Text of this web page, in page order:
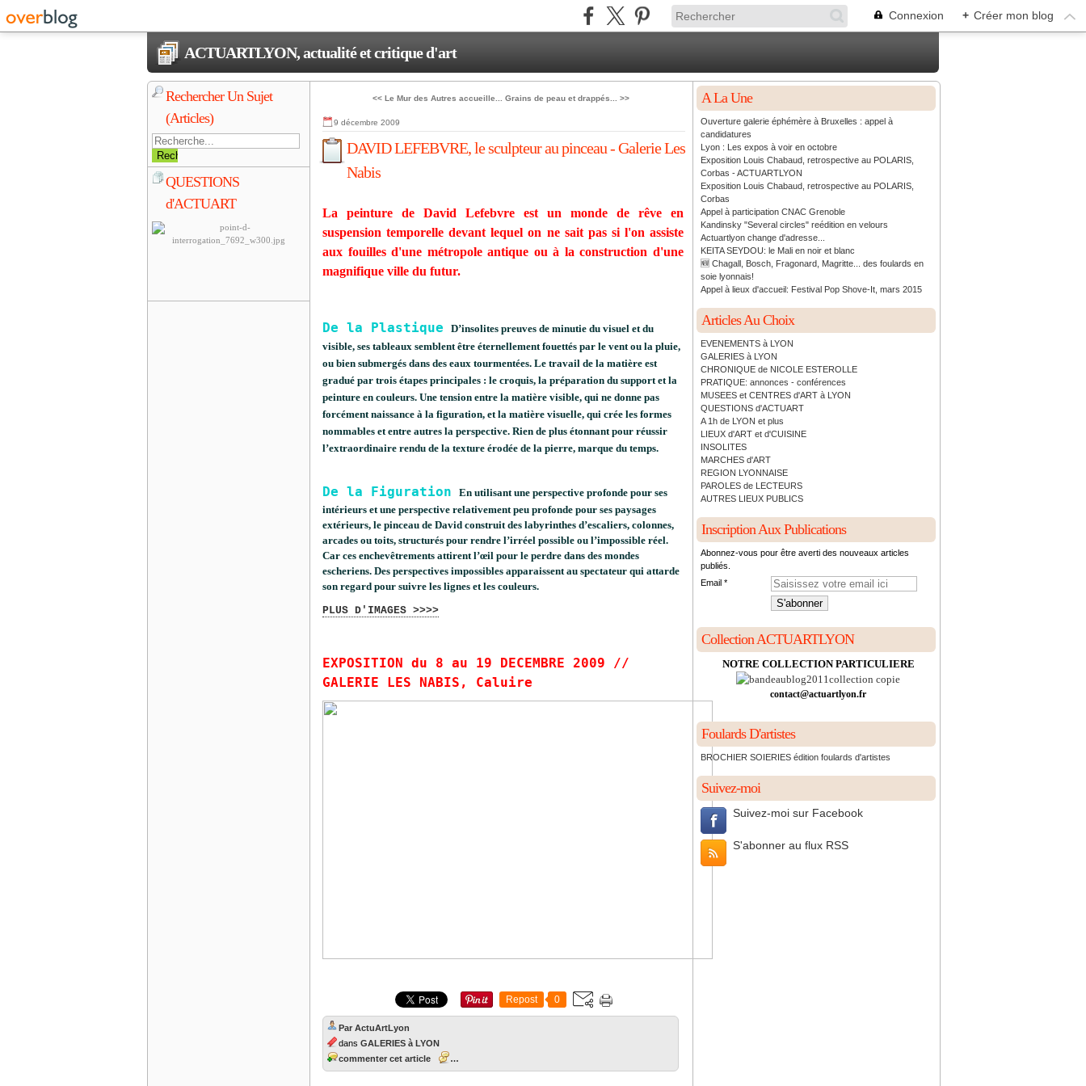
Connexion + Créer mon blog
ACTUARTLYON, actualité et critique d'art
Rechercher Un Sujet
(Articles)
QUESTIONS
d'ACTUART
<< Le Mur des Autres accueille... Grains de peau et drappés... >>
9 décembre 2009
DAVID LEFEBVRE, le sculpteur au pinceau - Galerie Les
Nabis
La peinture de David Lefebvre est un monde de rêve en
suspension temporelle devant lequel on ne sait pas si l'on assiste
aux fouilles d'une métropole antique ou à la construction d'une
magnifique ville du futur.
De la Plastique D’insolites preuves de minutie du visuel et du
visible, ses tableaux semblent être éternellement fouettés par le vent ou la pluie,
ou bien submergés dans des eaux tourmentées. Le travail de la matière est
gradué par trois étapes principales : le croquis, la préparation du support et la
peinture en couleurs. Une tension entre la matière visible, qui ne donne pas
forcément naissance à la figuration, et la matière visuelle, qui crée les formes
nommables et entre autres la perspective. Rien de plus étonnant pour réussir
l’extraordinaire rendu de la texture érodée de la pierre, marque du temps.
De la Figuration
En utilisant une perspective profonde pour ses
intérieurs et une perspective relativement peu profonde pour ses paysages
extérieurs, le pinceau de David construit des labyrinthes d’escaliers, colonnes,
arcades ou toits, structurés pour rendre l’irréel possible ou l’impossible réel.
Car ces enchevêtrements attirent l’œil pour le perdre dans des mondes
escheriens. Des perspectives impossibles apparaissent au spectateur qui attarde
son regard pour suivre les lignes et les couleurs.
PLUS D'IMAGES >>>>
EXPOSITION du 8 au 19 DECEMBRE 2009 //
GALERIE LES NABIS, Caluire
Repost 0
Par ActuArtLyon
dans GALERIES à LYON
commenter cet article
…
A La Une
Ouverture galerie éphémère à Bruxelles : appel à
candidatures
Lyon : Les expos à voir en octobre
Exposition Louis Chabaud, retrospective au POLARIS,
Corbas - ACTUARTLYON
Exposition Louis Chabaud, retrospective au POLARIS,
Corbas
Appel à participation CNAC Grenoble
Kandinsky "Several circles" reédition en velours
Actuartlyon change d'adresse...
KEITA SEYDOU: le Mali en noir et blanc
🆕 Chagall, Bosch, Fragonard, Magritte... des foulards en
soie lyonnais!
Appel à lieux d'accueil: Festival Pop Shove-It, mars 2015
Articles Au Choix
EVENEMENTS à LYON
GALERIES à LYON
CHRONIQUE de NICOLE ESTEROLLE
PRATIQUE: annonces - conférences
MUSEES et CENTRES d'ART à LYON
QUESTIONS d'ACTUART
A 1h de LYON et plus
LIEUX d'ART et d'CUISINE
INSOLITES
MARCHES d'ART
REGION LYONNAISE
PAROLES de LECTEURS
AUTRES LIEUX PUBLICS
Inscription Aux Publications
Abonnez-vous pour être averti des nouveaux articles
publiés.
Email
Collection ACTUARTLYON
NOTRE COLLECTION PARTICULIERE
contact@actuartlyon.fr
Foulards D'artistes
BROCHIER SOIERIES édition foulards d'artistes
Suivez-moi
Suivez-moi sur Facebook
S'abonner au flux RSS